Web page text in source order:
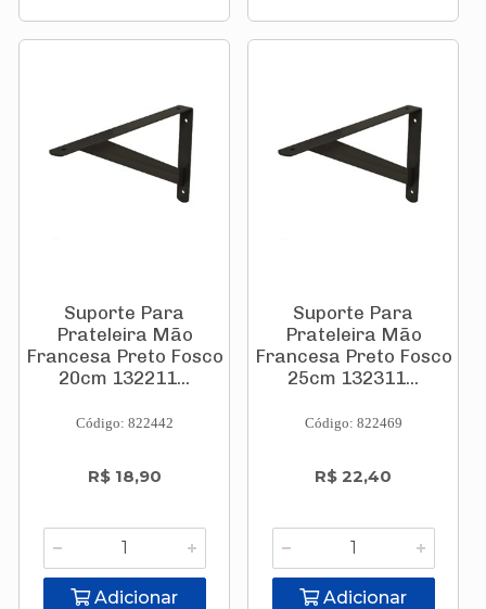
Suporte Para
Prateleira Mão
Francesa Preto Fosco
20cm 132211...
Código: 822442
R$ 18,90
Adicionar
Suporte Para
Prateleira Mão
Francesa Preto Fosco
25cm 132311...
Código: 822469
R$ 22,40
Adicionar